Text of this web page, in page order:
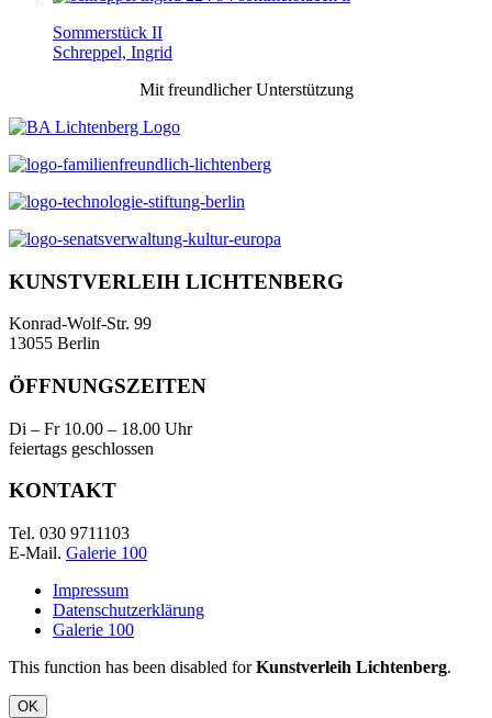
Sommerstück II
Schreppel, Ingrid
Mit freundlicher Unterstützung
KUNSTVERLEIH LICHTENBERG
Konrad-Wolf-Str. 99
13055 Berlin
ÖFFNUNGSZEITEN
Di – Fr 10.00 – 18.00 Uhr
feiertags geschlossen
KONTAKT
Tel. 030 9711103
E-Mail. Galerie 100
Impressum
Datenschutzerklärung
Galerie 100
This function has been disabled forKunstverleih Lichtenberg.
OK